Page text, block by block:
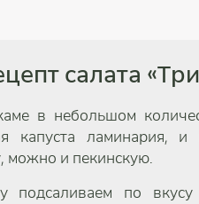
салата
в небольшом
капуста ламинария, и
можно и пекинскую.
подсаливаем по